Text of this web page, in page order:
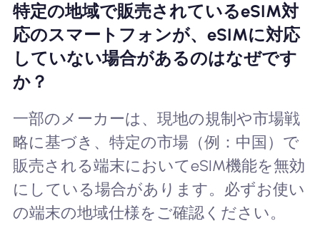
特定の地域で販売されているeSIM対
応のスマートフォンが、eSIMに対応
していない場合があるのはなぜです
か？
一部のメーカーは、現地の規制や市場戦
略に基づき、特定の市場（例：中国）で
販売される端末においてeSIM機能を無効
にしている場合があります。必ずお使い
の端末の地域仕様をご確認ください。